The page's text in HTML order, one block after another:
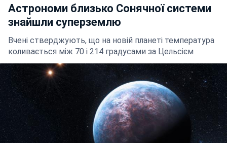
Астрономи близько Сонячної системи
знайшли суперземлю
Вчені стверджують, що на новій планеті температура
коливається між 70 і 214 градусами за Цельсієм